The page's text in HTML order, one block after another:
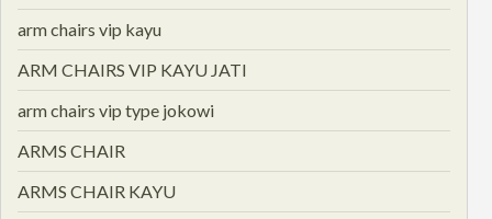
arm chairs vip kayu
ARM CHAIRS VIP KAYU JATI
arm chairs vip type jokowi
ARMS CHAIR
ARMS CHAIR KAYU